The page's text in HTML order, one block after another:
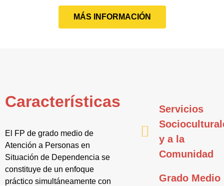
MÁS INFORMACIÓN
Características
El FP de grado medio de
Atención a Personas en
Situación de Dependencia se
constituye de un enfoque
práctico simultáneamente con
Servicios
y a la
Comunidad
Grado Medio